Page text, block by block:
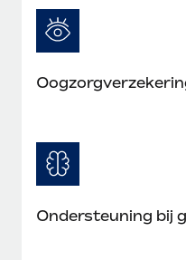
Ondersteuning bij